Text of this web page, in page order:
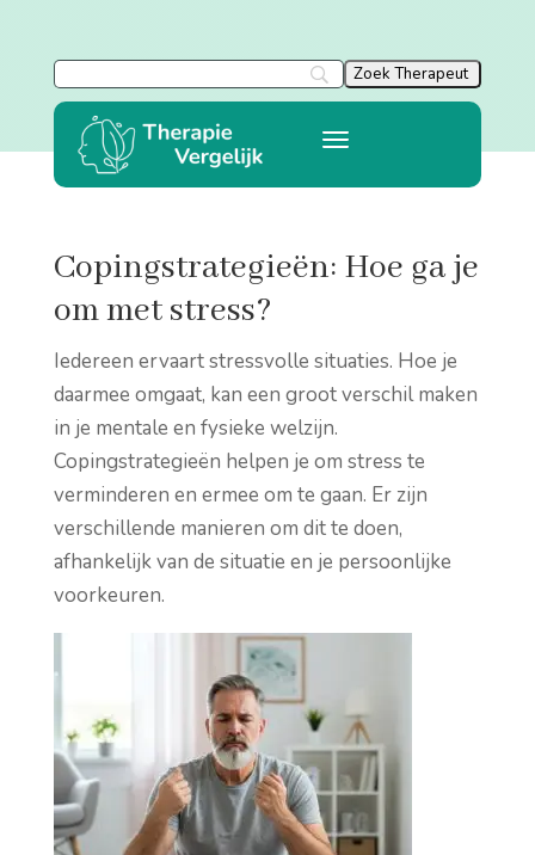
Copingstrategieën: Hoe ga je
om met stress?
Iedereen ervaart stressvolle situaties. Hoe je
daarmee omgaat, kan een groot verschil maken
in je mentale en fysieke welzijn.
Copingstrategieën helpen je om stress te
verminderen en ermee om te gaan. Er zijn
verschillende manieren om dit te doen,
afhankelijk van de situatie en je persoonlijke
voorkeuren.